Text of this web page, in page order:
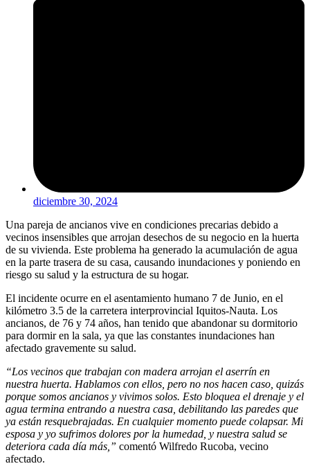
diciembre 30, 2024
Una pareja de ancianos vive en condiciones precarias debido a
vecinos insensibles que arrojan desechos de su negocio en la huerta
de su vivienda. Este problema ha generado la acumulación de agua
en la parte trasera de su casa, causando inundaciones y poniendo en
riesgo su salud y la estructura de su hogar.
El incidente ocurre en el asentamiento humano 7 de Junio, en el
kilómetro 3.5 de la carretera interprovincial Iquitos-Nauta. Los
ancianos, de 76 y 74 años, han tenido que abandonar su dormitorio
para dormir en la sala, ya que las constantes inundaciones han
afectado gravemente su salud.
“Los vecinos que trabajan con madera arrojan el aserrín en
nuestra huerta. Hablamos con ellos, pero no nos hacen caso, quizás
porque somos ancianos y vivimos solos. Esto bloquea el drenaje y el
agua termina entrando a nuestra casa, debilitando las paredes que
ya están resquebrajadas. En cualquier momento puede colapsar. Mi
esposa y yo sufrimos dolores por la humedad, y nuestra salud se
deteriora cada día más,” comentó Wilfredo Rucoba, vecino
afectado.